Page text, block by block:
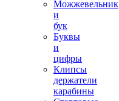
Можжевельник
и
бук
Буквы
и
цифры
Клипсы
держатели
карабины